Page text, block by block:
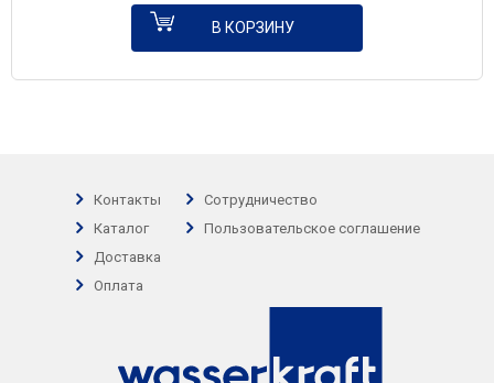
В КОРЗИНУ
Контакты
Каталог
Доставка
Оплата
Сотрудничество
Пользовательское соглашение